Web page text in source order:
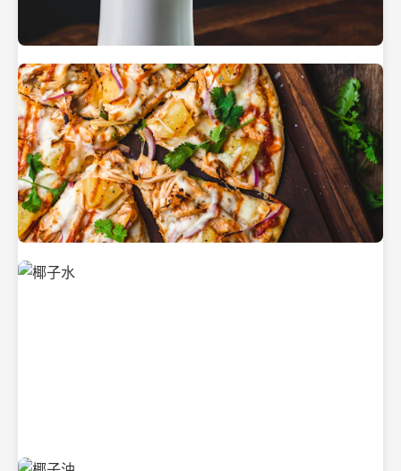
热带海滩上的椰子树
新鲜采摘的椰子
清凉解渴的椰子水